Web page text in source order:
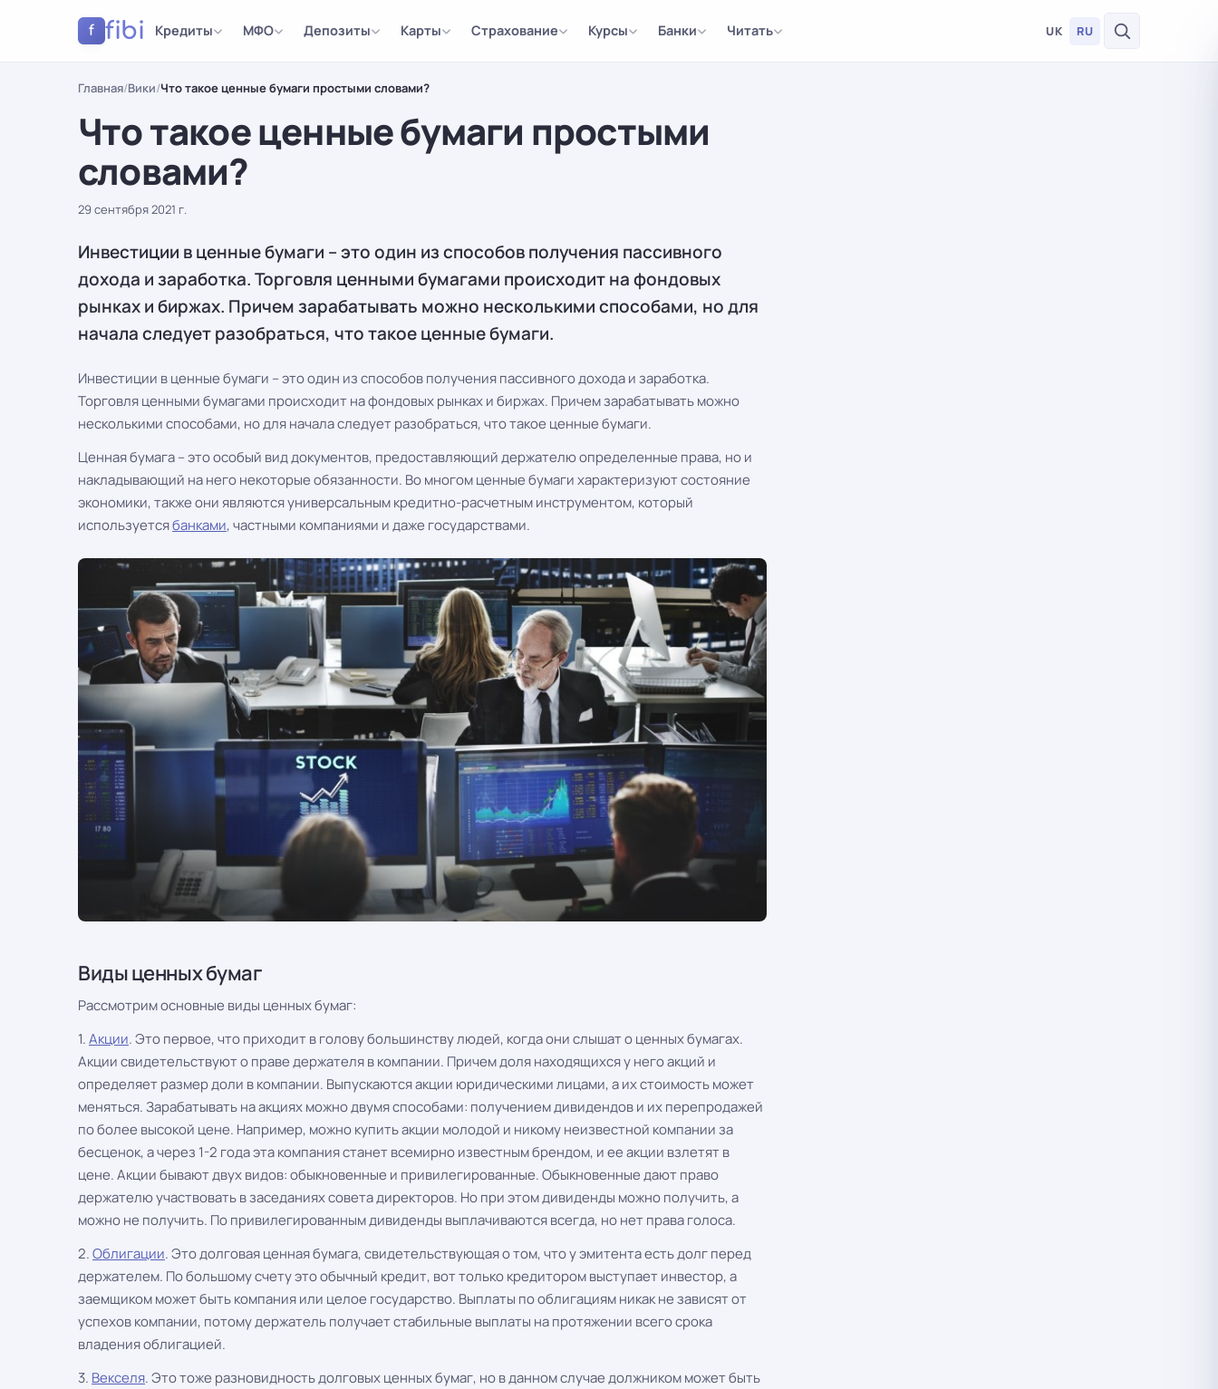
f fibi Кредиты МФО Депозиты Карты Страхование Курсы Банки Читать UK RU
Главная/Вики/Что такое ценные бумаги простыми словами?
Что такое ценные бумаги простыми
словами?
29 сентября 2021 г.
Инвестиции в ценные бумаги – это один из способов получения пассивного
дохода и заработка. Торговля ценными бумагами происходит на фондовых
рынках и биржах. Причем зарабатывать можно несколькими способами, но для
начала следует разобраться, что такое ценные бумаги.
Инвестиции в ценные бумаги – это один из способов получения пассивного дохода и заработка.
Торговля ценными бумагами происходит на фондовых рынках и биржах. Причем зарабатывать можно
несколькими способами, но для начала следует разобраться, что такое ценные бумаги.
Ценная бумага – это особый вид документов, предоставляющий держателю определенные права, но и
накладывающий на него некоторые обязанности. Во многом ценные бумаги характеризуют состояние
экономики, также они являются универсальным кредитно-расчетным инструментом, который
используетсябанками, частными компаниями и даже государствами.
Виды ценных бумаг
Рассмотрим основные виды ценных бумаг:
1.Акции. Это первое, что приходит в голову большинству людей, когда они слышат о ценных бумагах.
Акции свидетельствуют о праве держателя в компании. Причем доля находящихся у него акций и
определяет размер доли в компании. Выпускаются акции юридическими лицами, а их стоимость может
меняться. Зарабатывать на акциях можно двумя способами: получением дивидендов и их перепродажей
по более высокой цене. Например, можно купить акции молодой и никому неизвестной компании за
бесценок, а через 1-2 года эта компания станет всемирно известным брендом, и ее акции взлетят в
цене. Акции бывают двух видов: обыкновенные и привилегированные. Обыкновенные дают право
держателю участвовать в заседаниях совета директоров. Но при этом дивиденды можно получить, а
можно не получить. По привилегированным дивиденды выплачиваются всегда, но нет права голоса.
2.Облигации. Это долговая ценная бумага, свидетельствующая о том, что у эмитента есть долг перед
держателем. По большому счету это обычный кредит, вот только кредитором выступает инвестор, а
заемщиком может быть компания или целое государство. Выплаты по облигациям никак не зависят от
успехов компании, потому держатель получает стабильные выплаты на протяжении всего срока
владения облигацией.
3. Векселя. Это тоже разновидность долговых ценных бумаг, но в данном случае должником может быть